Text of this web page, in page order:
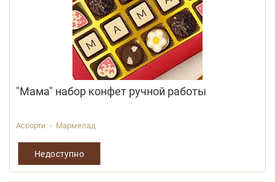
"Мама" набор конфет ручной работы
Ассорти - Мармелад
Недоступно